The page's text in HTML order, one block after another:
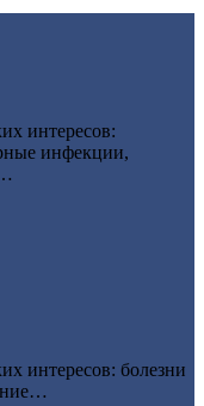
интересов:
инфекции,
интересов: болезни